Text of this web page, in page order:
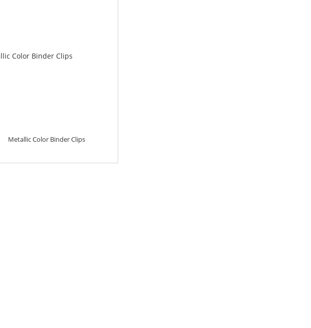
Metallic Color Binder Clips